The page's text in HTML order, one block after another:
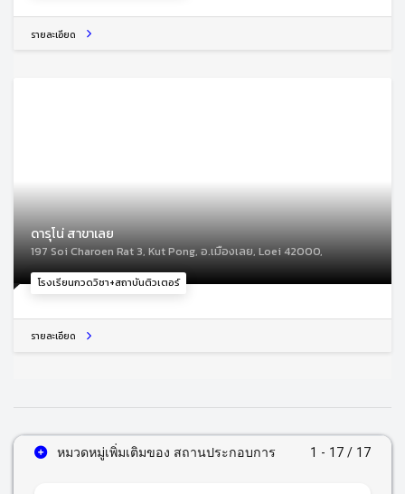
รายละเอียด
โรงเรียนกวดวิชา+สถาบันติวเตอร์
ดารุโน่ สาขาเลย
197 Soi Charoen Rat 3, Kut Pong, อ.เมืองเลย, Loei 42000,
รายละเอียด
1 - 17 / 17
หมวดหมู่เพิ่มเติมของ สถานประกอบการ